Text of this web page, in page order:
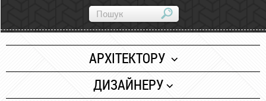
АРХІТЕКТОРУ
Папір
ДИЗАЙНЕРУ